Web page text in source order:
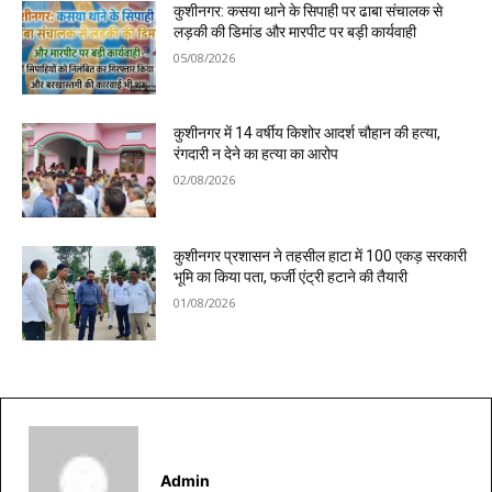
कुशीनगर: कसया थाने के सिपाही पर ढाबा संचालक से
लड़की की डिमांड और मारपीट पर बड़ी कार्यवाही
05/08/2026
कुशीनगर में 14 वर्षीय किशोर आदर्श चौहान की हत्या,
रंगदारी न देने का हत्या का आरोप
02/08/2026
कुशीनगर प्रशासन ने तहसील हाटा में 100 एकड़ सरकारी
भूमि का किया पता, फर्जी एंट्री हटाने की तैयारी
01/08/2026
Admin